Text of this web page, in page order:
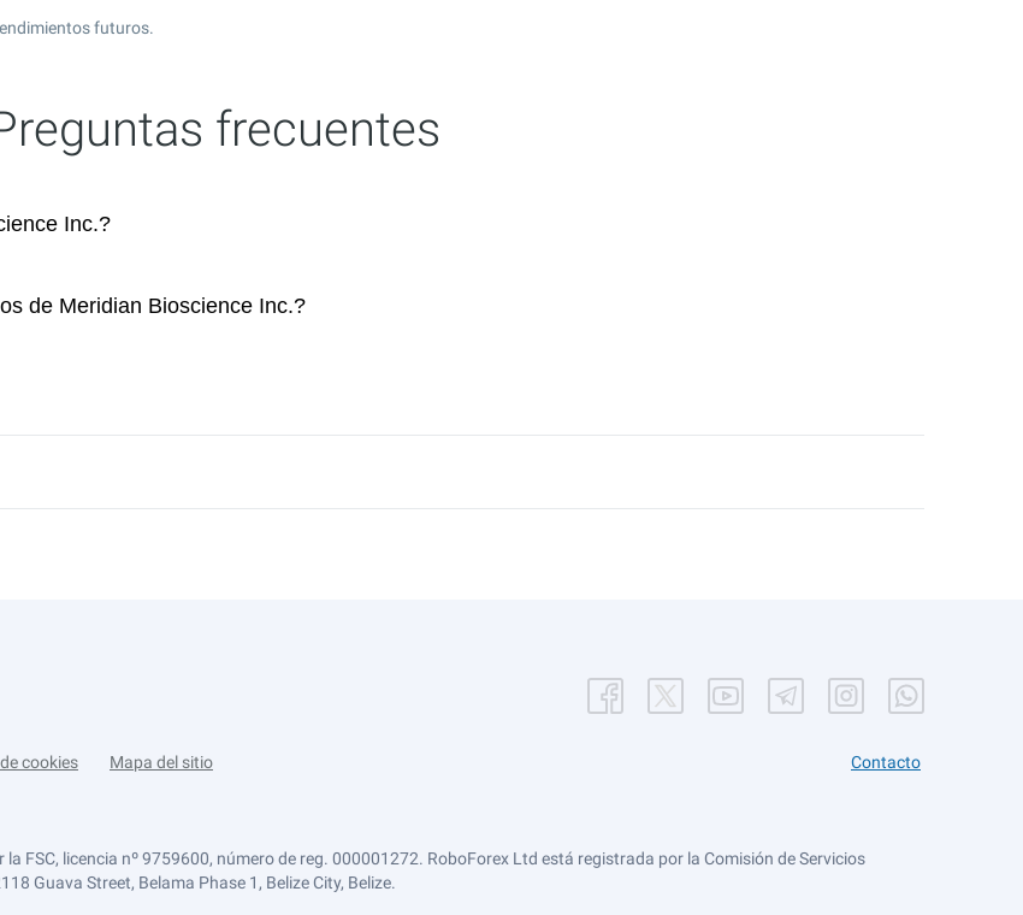
futuros.
frecuentes
Inc.?
de Meridian Bioscience Inc.?
cookies Mapa del sitio Contacto
FSC, licencia nº 9759600, número de reg. 000001272. RoboForex Ltd está registrada por la Comisión de Servicios
Guava Street, Belama Phase 1, Belize City, Belize.